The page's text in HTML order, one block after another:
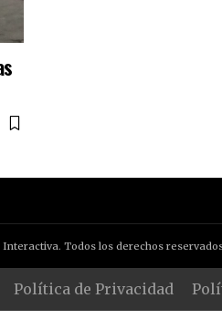
Todos los derechos
Política de Privacidad